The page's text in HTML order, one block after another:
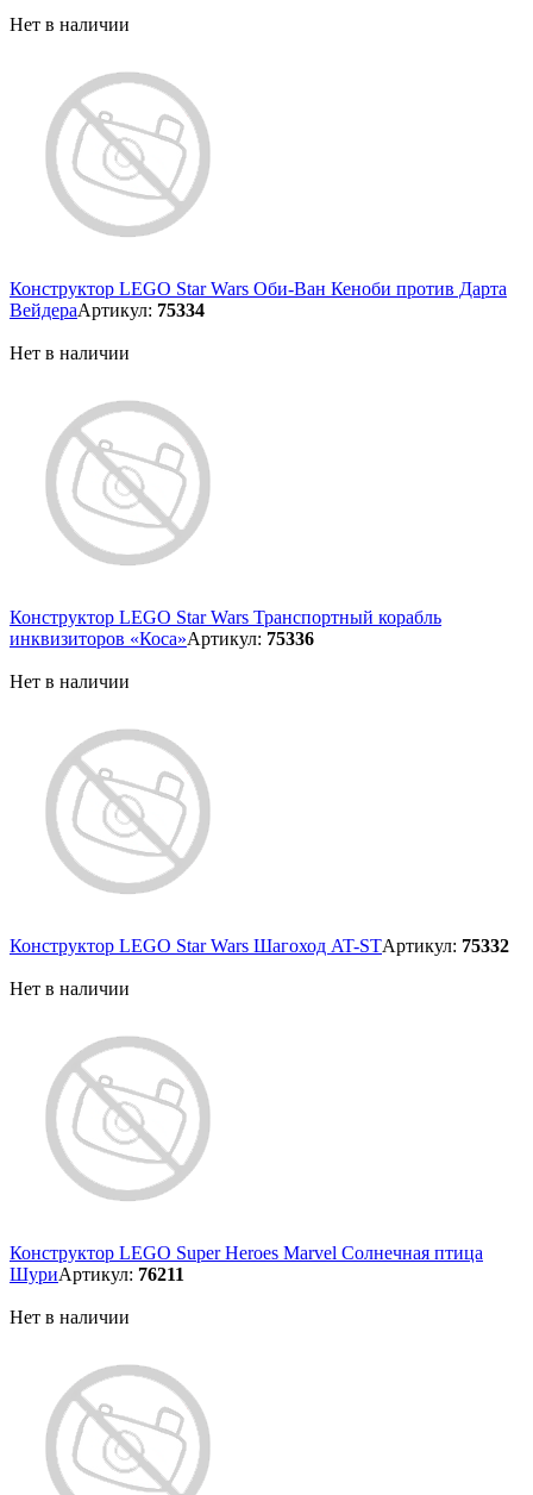
Нет в наличии
Конструктор LEGO Star Wars Оби-Ван Кеноби против Дарта
ВейдераАртикул: 75334
Нет в наличии
Конструктор LEGO Star Wars Транспортный корабль
инквизиторов «Коса»Артикул: 75336
Нет в наличии
Конструктор LEGO Star Wars Шагоход AT-STАртикул: 75332
Нет в наличии
Конструктор LEGO Super Heroes Marvel Солнечная птица
ШуриАртикул: 76211
Нет в наличии